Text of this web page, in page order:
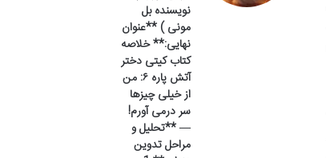
نویسنده بل
مونی ) **عنوان
نهایی:** خلاصه
کتاب کیتی دختر
آتش پاره ۶: من
از خیلی چیزها
سر درمی آورم!
— **تحلیل و
مراحل تدوین